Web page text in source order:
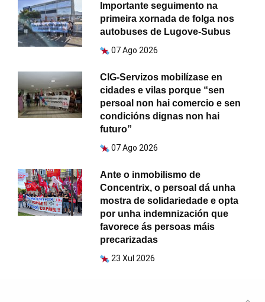
Importante seguimento na
primeira xornada de folga nos
autobuses de Lugove-Subus
07 Ago 2026
CIG-Servizos mobilízase en
cidades e vilas porque “sen
persoal non hai comercio e sen
condicións dignas non hai
futuro”
07 Ago 2026
Ante o inmobilismo de
Concentrix, o persoal dá unha
mostra de solidariedade e opta
por unha indemnización que
favorece ás persoas máis
precarizadas
23 Xul 2026